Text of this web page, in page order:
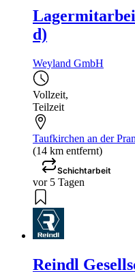
d)
Weyland GmbH
Vollzeit,
Teilzeit
Taufkirchen an der
(14 km entfernt)
Schichtarbeit
vor 5 Tagen
Reindl